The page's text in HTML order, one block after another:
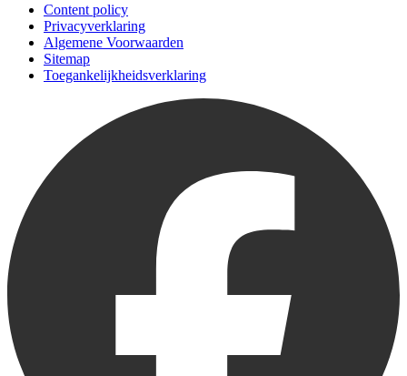
Content policy
Privacyverklaring
Algemene Voorwaarden
Sitemap
Toegankelijkheidsverklaring